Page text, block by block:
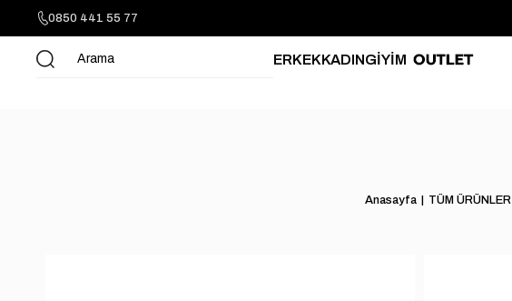
0850 441 55 77
ERKEKKADINGİYİM
Anasayfa TÜM ÜRÜNLER